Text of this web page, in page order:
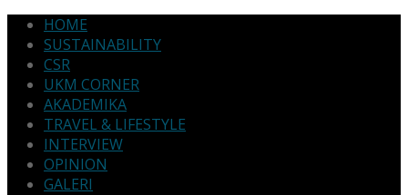
HOME
SUSTAINABILITY
CSR
UKM CORNER
AKADEMIKA
TRAVEL & LIFESTYLE
INTERVIEW
OPINION
GALERI